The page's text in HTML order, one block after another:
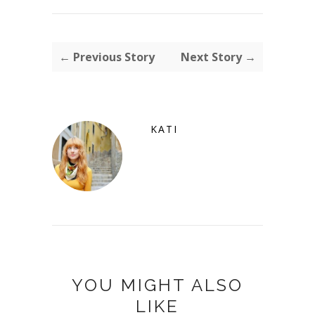
← Previous Story Next Story →
KATI
YOU MIGHT ALSO
LIKE